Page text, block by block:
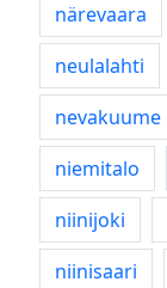
närevaara
neulalahti
nevakuume
niemitalo
niinijoki
niinisaari